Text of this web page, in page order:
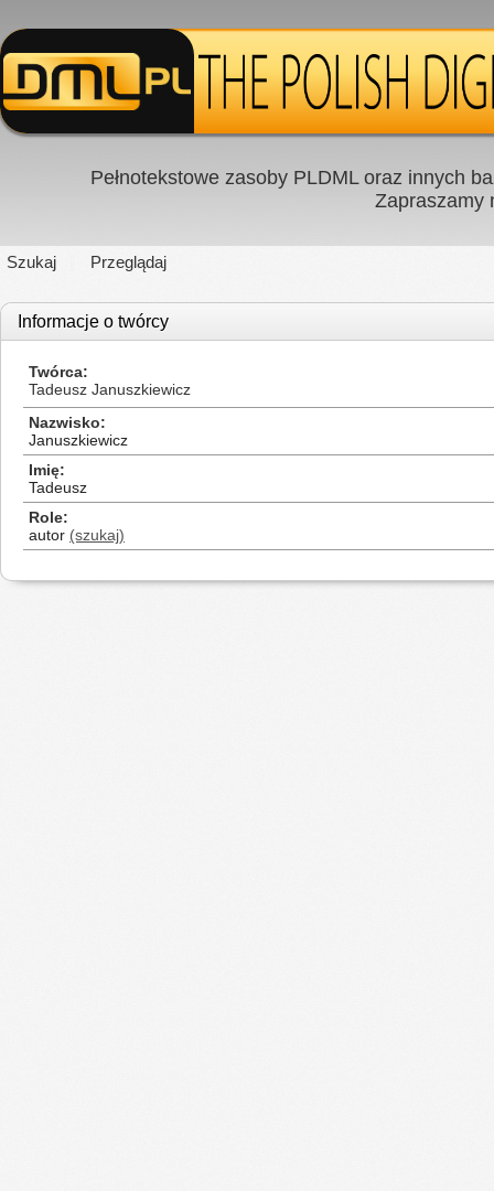
Pełnotekstowe zasoby PLDML oraz innych
Zapraszamy
Szukaj Przeglądaj
Informacje o twórcy
Twórca
Tadeusz Januszkiewicz
Nazwisko
Januszkiewicz
Imię
Tadeusz
Role
autor (szukaj)